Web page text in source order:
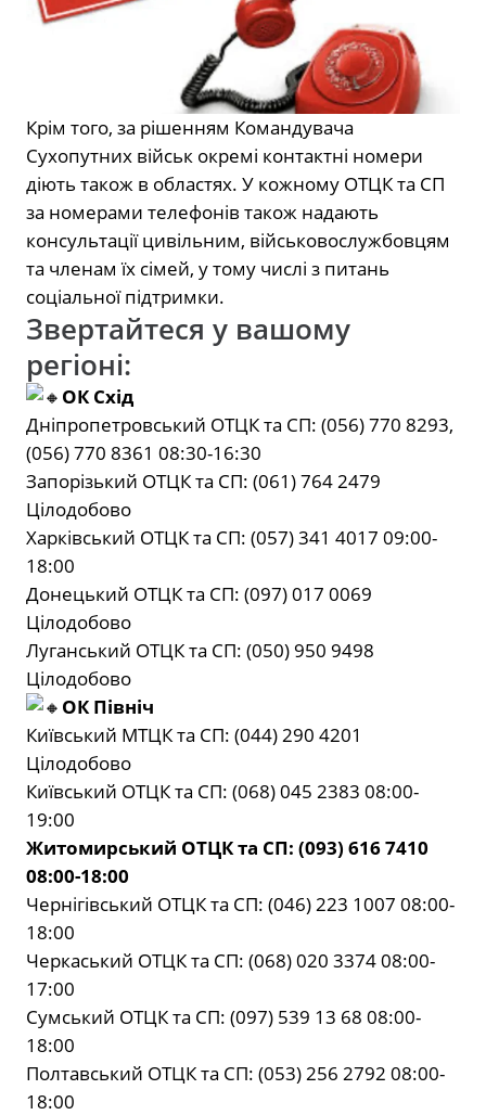
Крім того, за рішенням Командувача
Сухопутних військ окремі контактні номери
діють також в областях. У кожному ОТЦК та СП
за номерами телефонів також надають
консультації цивільним, військовослужбовцям
та членам їх сімей, у тому числі з питань
соціальної підтримки.
Звертайтеся у вашому
регіоні:
ОК Схід
Дніпропетровський ОТЦК та СП: (056) 770 8293,
(056) 770 8361 08:30-16:30
Запорізький ОТЦК та СП: (061) 764 2479
Цілодобово
Харківський ОТЦК та СП: (057) 341 4017 09:00-
18:00
Донецький ОТЦК та СП: (097) 017 0069
Цілодобово
Луганський ОТЦК та СП: (050) 950 9498
Цілодобово
ОК Північ
Київський МТЦК та СП: (044) 290 4201
Цілодобово
Київський ОТЦК та СП: (068) 045 2383 08:00-
19:00
Житомирський ОТЦК та СП: (093) 616 7410
08:00-18:00
Чернігівський ОТЦК та СП: (046) 223 1007 08:00-
18:00
Черкаський ОТЦК та СП: (068) 020 3374 08:00-
17:00
Сумський ОТЦК та СП: (097) 539 13 68 08:00-
18:00
Полтавський ОТЦК та СП: (053) 256 2792 08:00-
18:00